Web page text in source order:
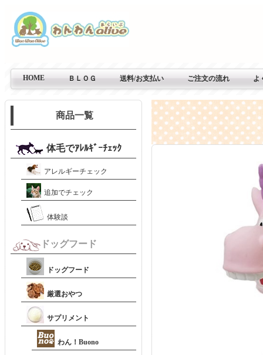
HOME ＢＬＯＧ 送料/お支払い ご注文の流れ よ
商品一覧
体毛でｱﾚﾙｷﾞｰﾁｪｯｸ
アレルギーチェック
追加でチェック
体験談
ドッグフード
ドッグフード
厳選おやつ
サプリメント
わん！Buono